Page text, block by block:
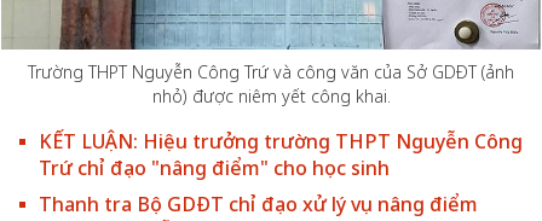
Trường THPT Nguyễn Công Trứ và công văn của Sở GDĐT (ảnh
nhỏ) được niêm yết công khai.
KẾT LUẬN: Hiệu trưởng trường THPT Nguyễn Công
Trứ chỉ đạo "nâng điểm" cho học sinh
Thanh tra Bộ GDĐT chỉ đạo xử lý vụ nâng điểm